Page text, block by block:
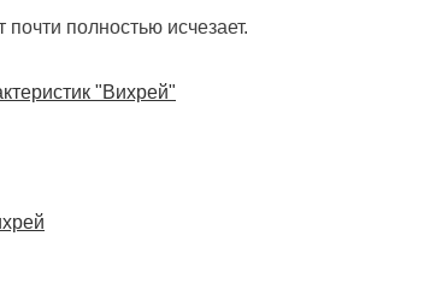
полностью исчезает.
"Вихрей"